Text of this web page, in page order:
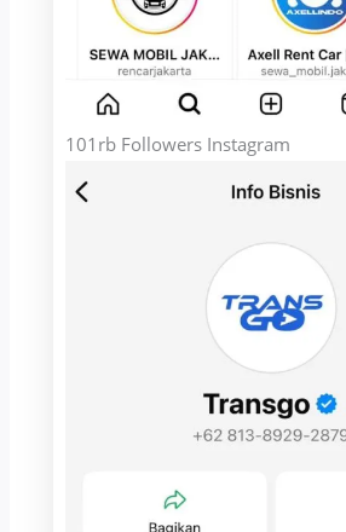
101rb Followers Instagram